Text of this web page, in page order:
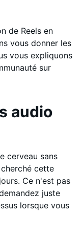
de Reels en
vous donner les
vous expliquons
sur
audio
cerveau sans
cette
Ce n'est pas
juste
lorsque vous